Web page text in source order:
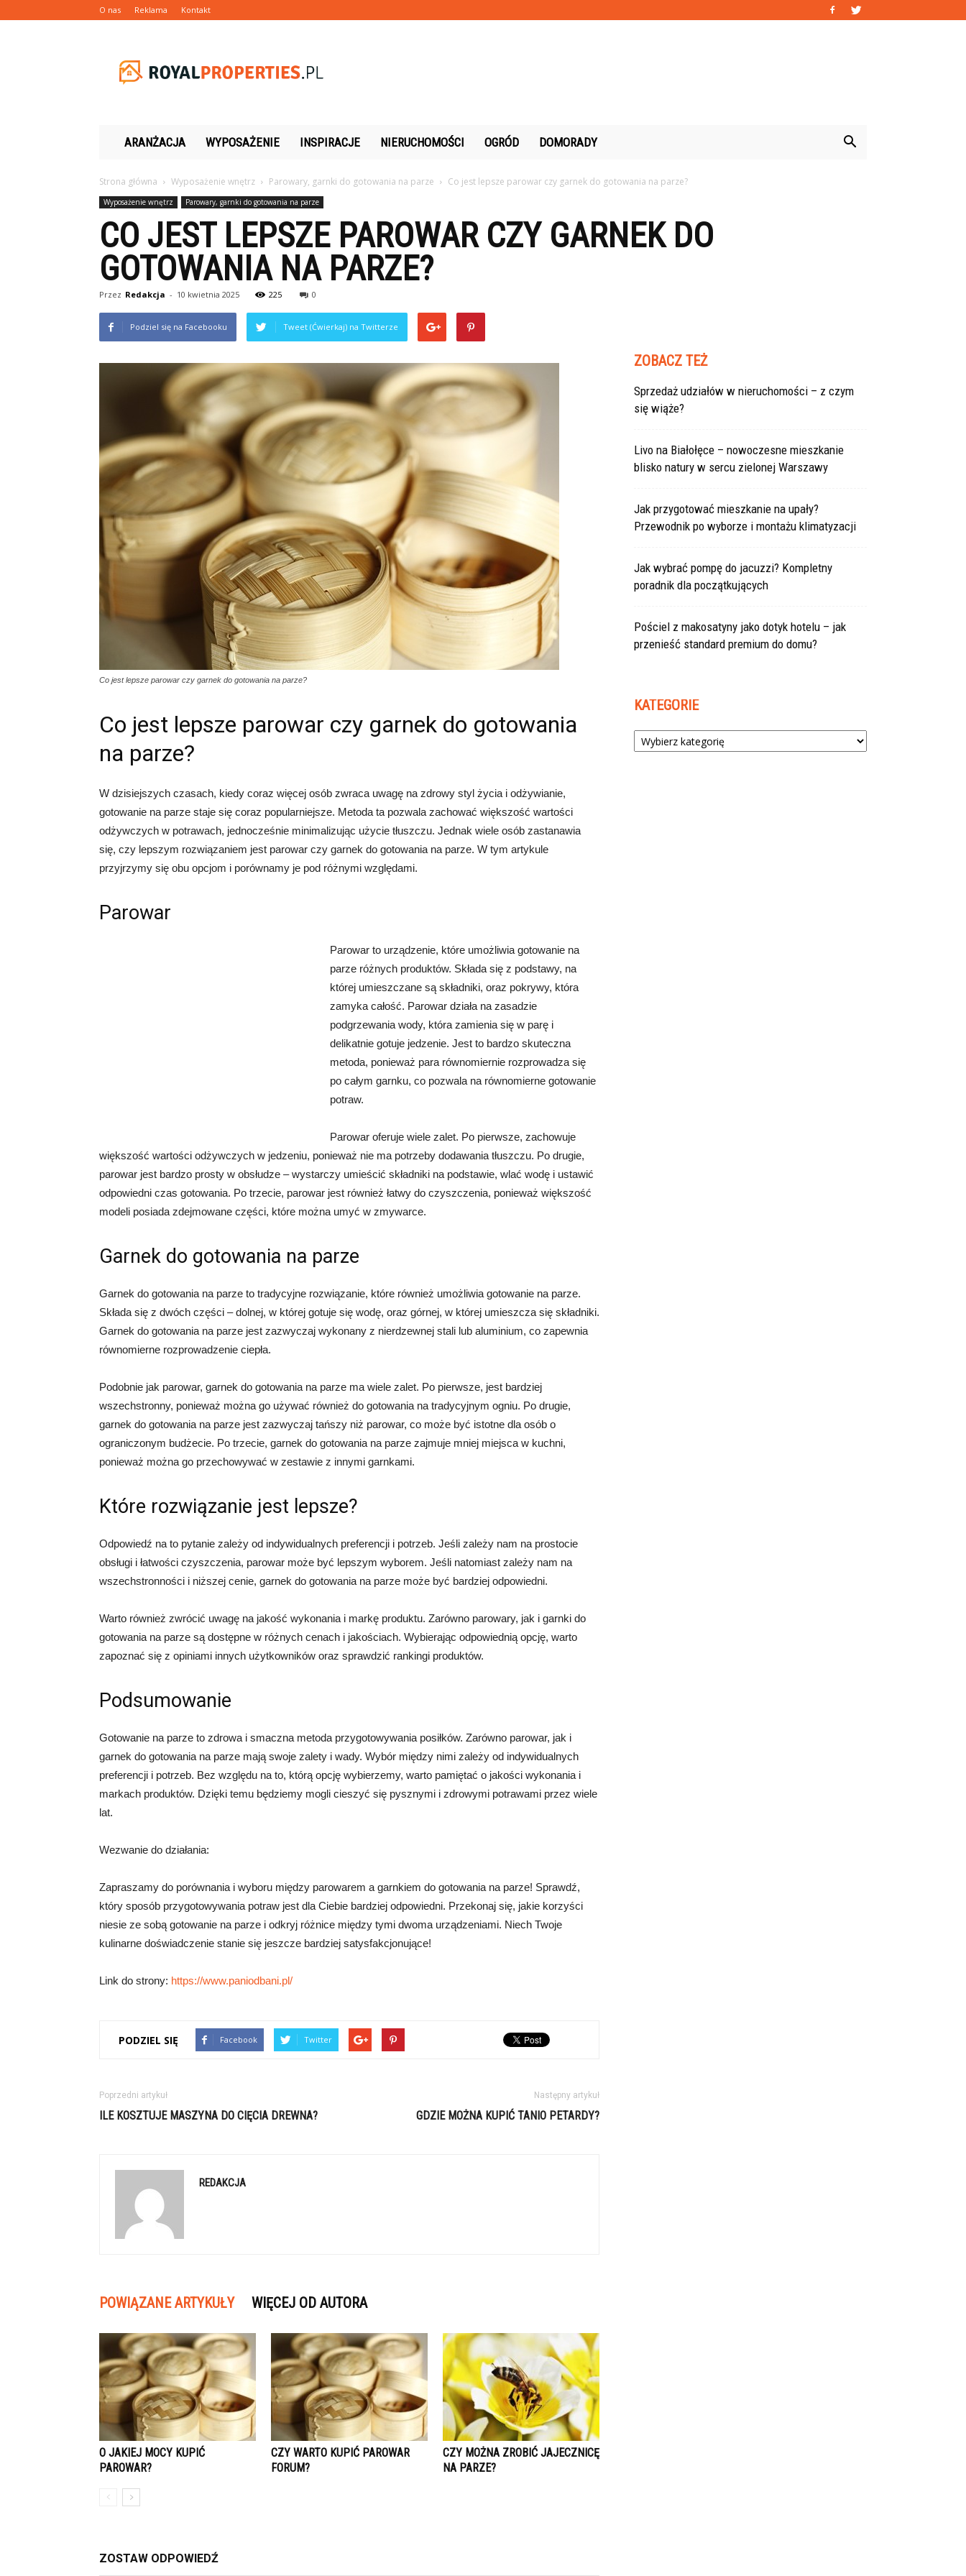
O nas Reklama Kontakt
ARANŻACJA WYPOSAŻENIE INSPIRACJE NIERUCHOMOŚCI OGRÓD DOMORADY
Strona główna Wyposażenie wnętrz Parowary, garnki do gotowania na parze Co jest lepsze parowar czy garnek do gotowania na parze?
Wyposażenie wnętrz Parowary, garnki do gotowania na parze
CO JEST LEPSZE PAROWAR CZY GARNEK DO
GOTOWANIA NA PARZE?
Przez Redakcja - 10 kwietnia 2025 225 0
Podziel się na Facebooku Tweet (Ćwierkaj) na Twitterze
Co jest lepsze parowar czy garnek do gotowania na parze?
Co jest lepsze parowar czy garnek do gotowania
na parze?
W dzisiejszych czasach, kiedy coraz więcej osób zwraca uwagę na zdrowy styl życia i odżywianie,
gotowanie na parze staje się coraz popularniejsze. Metoda ta pozwala zachować większość wartości
odżywczych w potrawach, jednocześnie minimalizując użycie tłuszczu. Jednak wiele osób zastanawia
się, czy lepszym rozwiązaniem jest parowar czy garnek do gotowania na parze. W tym artykule
przyjrzymy się obu opcjom i porównamy je pod różnymi względami.
Parowar
Parowar to urządzenie, które umożliwia gotowanie na
parze różnych produktów. Składa się z podstawy, na
której umieszczane są składniki, oraz pokrywy, która
zamyka całość. Parowar działa na zasadzie
podgrzewania wody, która zamienia się w parę i
delikatnie gotuje jedzenie. Jest to bardzo skuteczna
metoda, ponieważ para równomiernie rozprowadza się
po całym garnku, co pozwala na równomierne gotowanie
potraw.
Parowar oferuje wiele zalet. Po pierwsze, zachowuje
większość wartości odżywczych w jedzeniu, ponieważ nie ma potrzeby dodawania tłuszczu. Po drugie,
parowar jest bardzo prosty w obsłudze – wystarczy umieścić składniki na podstawie, wlać wodę i ustawić
odpowiedni czas gotowania. Po trzecie, parowar jest również łatwy do czyszczenia, ponieważ większość
modeli posiada zdejmowane części, które można umyć w zmywarce.
Garnek do gotowania na parze
Garnek do gotowania na parze to tradycyjne rozwiązanie, które również umożliwia gotowanie na parze.
Składa się z dwóch części – dolnej, w której gotuje się wodę, oraz górnej, w której umieszcza się składniki.
Garnek do gotowania na parze jest zazwyczaj wykonany z nierdzewnej stali lub aluminium, co zapewnia
równomierne rozprowadzenie ciepła.
Podobnie jak parowar, garnek do gotowania na parze ma wiele zalet. Po pierwsze, jest bardziej
wszechstronny, ponieważ można go używać również do gotowania na tradycyjnym ogniu. Po drugie,
garnek do gotowania na parze jest zazwyczaj tańszy niż parowar, co może być istotne dla osób o
ograniczonym budżecie. Po trzecie, garnek do gotowania na parze zajmuje mniej miejsca w kuchni,
ponieważ można go przechowywać w zestawie z innymi garnkami.
Które rozwiązanie jest lepsze?
Odpowiedź na to pytanie zależy od indywidualnych preferencji i potrzeb. Jeśli zależy nam na prostocie
obsługi i łatwości czyszczenia, parowar może być lepszym wyborem. Jeśli natomiast zależy nam na
wszechstronności i niższej cenie, garnek do gotowania na parze może być bardziej odpowiedni.
Warto również zwrócić uwagę na jakość wykonania i markę produktu. Zarówno parowary, jak i garnki do
gotowania na parze są dostępne w różnych cenach i jakościach. Wybierając odpowiednią opcję, warto
zapoznać się z opiniami innych użytkowników oraz sprawdzić rankingi produktów.
Podsumowanie
Gotowanie na parze to zdrowa i smaczna metoda przygotowywania posiłków. Zarówno parowar, jak i
garnek do gotowania na parze mają swoje zalety i wady. Wybór między nimi zależy od indywidualnych
preferencji i potrzeb. Bez względu na to, którą opcję wybierzemy, warto pamiętać o jakości wykonania i
markach produktów. Dzięki temu będziemy mogli cieszyć się pysznymi i zdrowymi potrawami przez wiele
lat.
Wezwanie do działania:
Zapraszamy do porównania i wyboru między parowarem a garnkiem do gotowania na parze! Sprawdź,
który sposób przygotowywania potraw jest dla Ciebie bardziej odpowiedni. Przekonaj się, jakie korzyści
niesie ze sobą gotowanie na parze i odkryj różnice między tymi dwoma urządzeniami. Niech Twoje
kulinarne doświadczenie stanie się jeszcze bardziej satysfakcjonujące!
Link do strony: https://www.paniodbani.pl/
PODZIEL SIĘ Facebook Twitter
Poprzedni artykuł
ILE KOSZTUJE MASZYNA DO CIĘCIA DREWNA?
Następny artykuł
GDZIE MOŻNA KUPIĆ TANIO PETARDY?
REDAKCJA
POWIĄZANE ARTYKUŁY WIĘCEJ OD AUTORA
O JAKIEJ MOCY KUPIĆ
PAROWAR?
CZY WARTO KUPIĆ PAROWAR
FORUM?
CZY MOŻNA ZROBIĆ JAJECZNICĘ
NA PARZE?
ZOSTAW ODPOWIEDŹ
ZOBACZ TEŻ
Sprzedaż udziałów w nieruchomości – z czym
się wiąże?
Livo na Białołęce – nowoczesne mieszkanie
blisko natury w sercu zielonej Warszawy
Jak przygotować mieszkanie na upały?
Przewodnik po wyborze i montażu klimatyzacji
Jak wybrać pompę do jacuzzi? Kompletny
poradnik dla początkujących
Pościel z makosatyny jako dotyk hotelu – jak
przenieść standard premium do domu?
KATEGORIE
Kategorie